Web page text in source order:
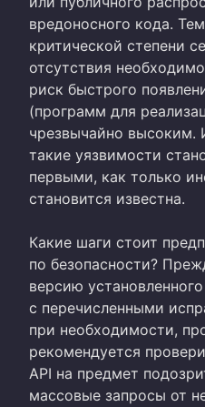
вредоносного кода.
критической степени
отсутствия
риск быстрого
(программ для
чрезвычайно высоким.
такие уязвимости
первыми, как только
становится известна.
Какие шаги стоит
по безопасности?
версию
с перечисленными
при необходимости,
рекомендуется
API на предмет
массовые запросы от